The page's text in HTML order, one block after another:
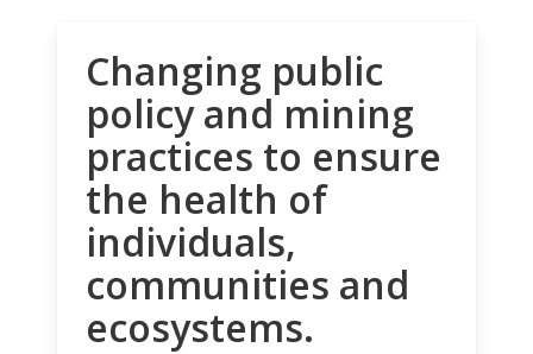
Changing public
policy and mining
practices to ensure
the health of
individuals,
communities and
ecosystems.